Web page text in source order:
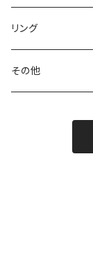
リング
その他